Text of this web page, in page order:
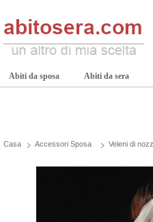
Abiti da sposa Abiti da sera
Casa Accessori Sposa Veleni di